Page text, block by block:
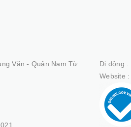
Văn - Quận Nam Từ
Di động :
Website :